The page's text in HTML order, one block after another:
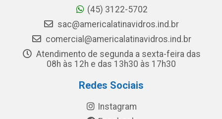
(45) 3122-5702
sac@americalatinavidros.ind.br
comercial@americalatinavidros.ind.br
Atendimento de segunda a sexta-feira das
08h às 12h e das 13h30 às 17h30
Redes Sociais
Instagram